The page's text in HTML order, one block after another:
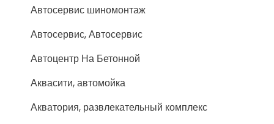
Автосервис шиномонтаж
Автосервис, Автосервис
Автоцентр На Бетонной
Аквасити, автомойка
Акватория, развлекательный комплекс